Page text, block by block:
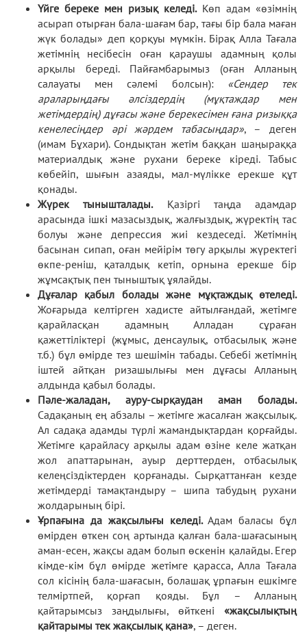
Үйге береке мен ризық келеді.Көп адам «өзімнің
асырап отырған бала-шағам бар, тағы бір бала маған
жүк болады» деп қорқуы мүмкін. Бірақ Алла Тағала
жетімнің несібесін оған қараушы адамның қолы
арқылы береді. Пайғамбарымыз (оған Алланың
салауаты мен сәлемі болсын):
«Сендер тек
араларыңдағы әлсіздердің (мұқтаждар мен
жетімдердің) дұғасы және берекесімен ғана ризыққа
кенелесіңдер әрі жәрдем табасыңдар», – деген
(имам Бұхари). Сондықтан жетім баққан шаңыраққа
материалдық және рухани береке кіреді. Табыс
көбейіп, шығын азаяды, мал-мүлікке ерекше құт
қонады.
Жүрек тынышталады.Қазіргі таңда адамдар
арасында ішкі мазасыздық, жалғыздық, жүректің тас
болуы және депрессия жиі кездеседі. Жетімнің
басынан сипап, оған мейірім төгу арқылы жүректегі
өкпе-реніш, қаталдық кетіп, орнына ерекше бір
жұмсақтық пен тыныштық ұялайды.
Дұғалар қабыл болады және мұқтаждық өтеледі.
Жоғарыда келтірген хадисте айтылғандай, жетімге
қарайласқан адамның Алладан сұраған
қажеттіліктері (жұмыс, денсаулық, отбасылық және
т.б.) бұл өмірде тез шешімін табады. Себебі жетімнің
іштей айтқан ризашылығы мен дұғасы Алланың
алдында қабыл болады.
Пәле-жаладан, ауру-сырқаудан аман болады.
Садақаның ең абзалы – жетімге жасалған жақсылық.
Ал садақа адамды түрлі жамандықтардан қорғайды.
Жетімге қарайласу арқылы адам өзіне келе жатқан
жол апаттарынан, ауыр дерттерден, отбасылық
келеңсіздіктерден қорғанады. Сырқаттанған кезде
жетімдерді тамақтандыру – шипа табудың рухани
жолдарының бірі.
Ұрпағына да жақсылығы келеді.Адам баласы бұл
өмірден өткен соң артында қалған бала-шағасының
аман-есен, жақсы адам болып өскенін қалайды. Егер
кімде-кім бұл өмірде жетімге қарасса, Алла Тағала
сол кісінің бала-шағасын, болашақ ұрпағын ешкімге
телміртпей, қорғап қояды. Бұл – Алланың
қайтарымсыз заңдылығы, өйткені «жақсылықтың
қайтарымы тек жақсылық қана», – деген.